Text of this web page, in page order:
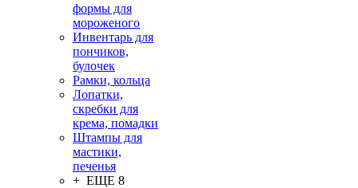
формы для
мороженого
Инвентарь для
пончиков,
булочек
Рамки, кольца
Лопатки,
скребки для
крема, помадки
Штампы для
мастики,
печенья
+ ЕЩЕ 8